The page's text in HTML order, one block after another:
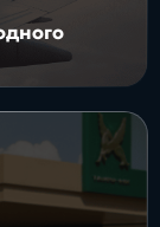
Продукты